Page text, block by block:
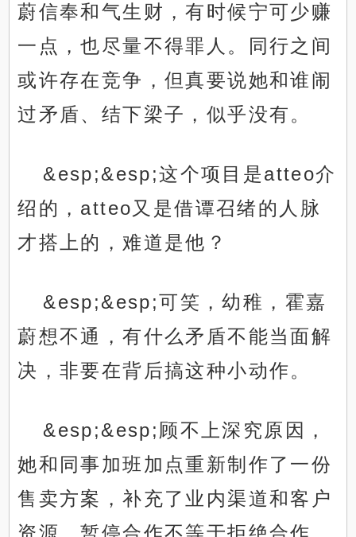
蔚信奉和气生财，有时候宁可少赚
一点，也尽量不得罪人。同行之间
或许存在竞争，但真要说她和谁闹
过矛盾、结下梁子，似乎没有。
&esp;&esp;这个项目是atteo介
绍的，atteo又是借谭召绪的人脉
才搭上的，难道是他？
&esp;&esp;可笑，幼稚，霍嘉
蔚想不通，有什么矛盾不能当面解
决，非要在背后搞这种小动作。
&esp;&esp;顾不上深究原因，
她和同事加班加点重新制作了一份
售卖方案，补充了业内渠道和客户
资源。暂停合作不等于拒绝合作，